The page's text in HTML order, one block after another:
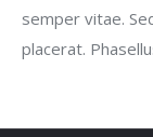
semper vitae.
placerat.